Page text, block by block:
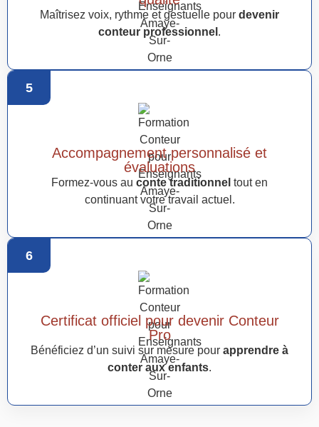
Maîtrisez voix, rythme et gestuelle pour devenir
conteur professionnel .
5
Accompagnement personnalisé et
évaluations
Formez-vous au conte traditionnel tout en
continuant votre travail actuel.
6
Certificat officiel pour devenir Conteur
Pro
Bénéficiez d’un suivi sur mesure pour apprendre à
conter aux enfants.